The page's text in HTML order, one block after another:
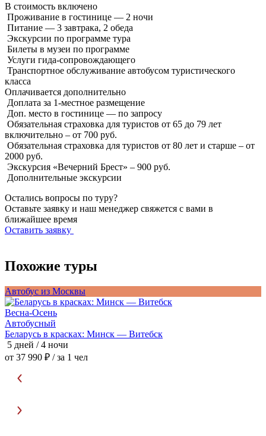
В стоимость включено
Проживание в гостинице — 2 ночи
Питание — 3 завтрака, 2 обеда
Экскурсии по программе тура
Билеты в музеи по программе
Услуги гида-сопровождающего
Транспортное обслуживание автобусом туристического
класса
Оплачивается дополнительно
Доплата за 1-местное размещение
Доп. место в гостинице — по запросу
Обязательная страховка для туристов от 65 до 79 лет
включительно – от 700 руб.
Обязательная страховка для туристов от 80 лет и старше – от
2000 руб.
Экскурсия «Вечерний Брест» – 900 руб.
Дополнительные экскурсии
Остались вопросы по туру?
Оставьте заявку и наш менеджер свяжется с вами в
ближайшее время
Оставить заявку
Похожие туры
Автобус из Москвы
Весна-Осень
Автобусный
Беларусь в красках: Минск — Витебск
5 дней / 4 ночи
от 37 990 ₽ / за 1 чел